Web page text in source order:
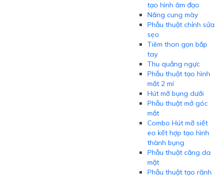
tạo hình âm đạo
Nâng cung mày
Phẫu thuật chỉnh sửa
sẹo
Tiêm thon gọn bắp
tay
Thu quầng ngực
Phẫu thuật tạo hình
mắt 2 mí
Hút mỡ bụng dưới
Phẫu thuật mở góc
mắt
Combo Hút mỡ siết
eo kết hợp tạo hình
thành bụng
Phẫu thuật căng da
mặt
Phẫu thuật tạo rãnh